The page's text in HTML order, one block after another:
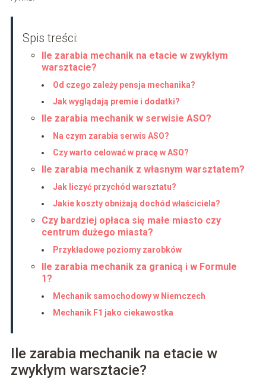
Spis treści:
Ile zarabia mechanik na etacie w zwykłym
warsztacie?
Od czego zależy pensja mechanika?
Jak wyglądają premie i dodatki?
Ile zarabia mechanik w serwisie ASO?
Na czym zarabia serwis ASO?
Czy warto celować w pracę w ASO?
Ile zarabia mechanik z własnym warsztatem?
Jak liczyć przychód warsztatu?
Jakie koszty obniżają dochód właściciela?
Czy bardziej opłaca się małe miasto czy
centrum dużego miasta?
Przykładowe poziomy zarobków
Ile zarabia mechanik za granicą i w Formule
1?
Mechanik samochodowy w Niemczech
Mechanik F1 jako ciekawostka
Ile zarabia mechanik na etacie w
zwykłym warsztacie?